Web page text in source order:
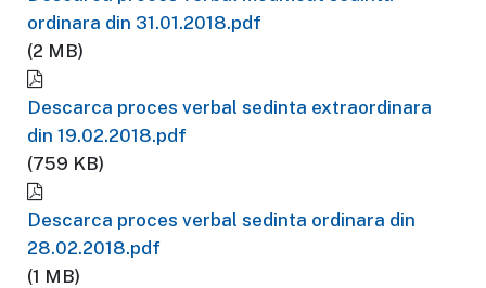
ordinara din 31.01.2018.pdf
(2 MB)
Descarca proces verbal sedinta extraordinara
din 19.02.2018.pdf
(759 KB)
Descarca proces verbal sedinta ordinara din
28.02.2018.pdf
(1 MB)